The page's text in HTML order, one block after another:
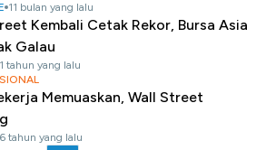
11 bulan yang lalu
Kembali Cetak Rekor, Bursa Asia
Galau
1 tahun yang lalu
Memuaskan, Wall Street
6 tahun yang lalu